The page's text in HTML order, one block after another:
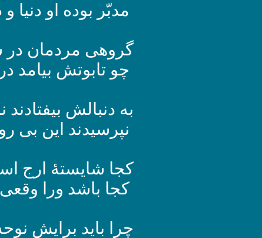
مدبّر بوده او دنیا و
گروهی مردمان در
چو تابوتش بیامد
به دنبالش بیفتادند
نپرسیدند این بی
کجا شایستۀ ارج
کجا باشد ورا وقعی
چرا باید برایش